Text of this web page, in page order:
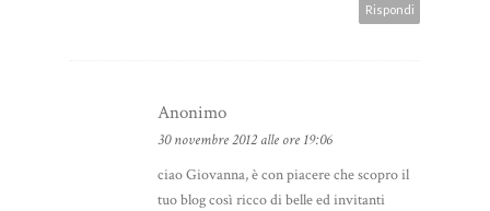
Rispondi
Anonimo
30 novembre 2012 alle ore 19:06
ciao Giovanna, è con piacere che scopro il
tuo blog così ricco di belle ed invitanti